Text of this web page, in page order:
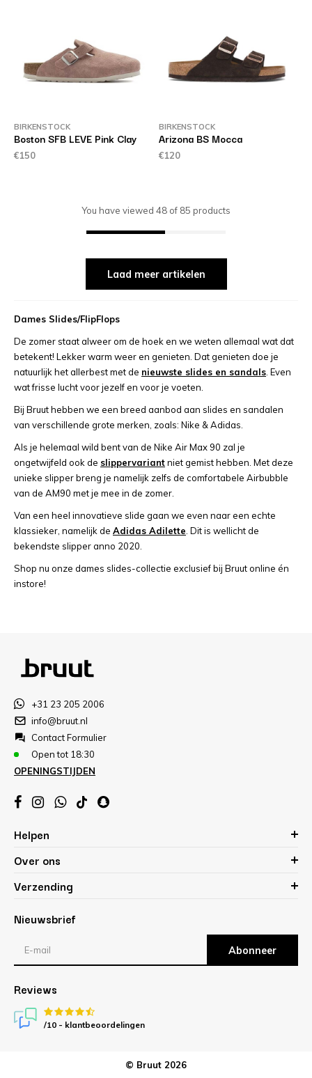
BIRKENSTOCK
Boston SFB LEVE Pink Clay
€150
BIRKENSTOCK
Arizona BS Mocca
€120
You have viewed 48 of 85 products
Laad meer artikelen
Dames Slides/FlipFlops
De zomer staat alweer om de hoek en we weten allemaal wat dat
betekent! Lekker warm weer en genieten. Dat genieten doe je
natuurlijk het allerbest met de nieuwste slides en sandals . Even
wat frisse lucht voor jezelf en voor je voeten.
Bij Bruut hebben we een breed aanbod aan slides en sandalen
van verschillende grote merken, zoals: Nike & Adidas.
Als je helemaal wild bent van de Nike Air Max 90 zal je
ongetwijfeld ook de slippervariantniet gemist hebben. Met deze
unieke slipper breng je namelijk zelfs de comfortabele Airbubble
van de AM90 met je mee in de zomer.
Van een heel innovatieve slide gaan we even naar een echte
klassieker, namelijk de Adidas Adilette . Dit is wellicht de
bekendste slipper anno 2020.
Shop nu onze dames slides-collectie exclusief bij Bruut online én
instore!
+31 23 205 2006
info@bruut.nl
Contact Formulier
Open tot 18:30
OPENINGSTIJDEN
Helpen
Over ons
Verzending
Nieuwsbrief
Abonneer
Reviews
/10 - klantbeoordelingen
© Bruut 2026